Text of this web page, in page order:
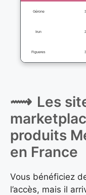
Gérone
Irun
Figueres
Les
produits
en France
Vous bénéficiez
l’accès, mais il